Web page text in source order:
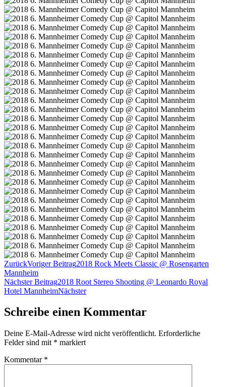
ZurückVoriger Beitrag2018 Rock Meets Classic @ Rosengarten
Mannheim
Nächster Beitrag2018 Root Stereo Shooting @ Leonardo Royal
Hotel MannheimNächster
Schreibe einen Kommentar
Deine E-Mail-Adresse wird nicht veröffentlicht. Erforderliche
Felder sind mit * markiert
Kommentar *